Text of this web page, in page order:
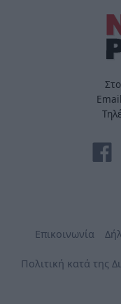
Επικοινωνία
Πολιτική κατά της